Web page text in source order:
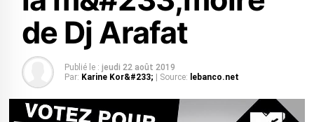
de Dj Arafat
Publié le : jeudi 22 août 2019
Par: Karine Kor&#233; | Source: lebanco.net